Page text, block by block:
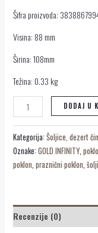
Šifra proizvoda:
Visina: 88 mm
Širina: 108mm
Težina: 0.33 kg
DODAJ U
Kategorija: Šoljice, dezert
Oznake: GOLD INFINITY,
poklon praznični poklon
Recenzije (0)